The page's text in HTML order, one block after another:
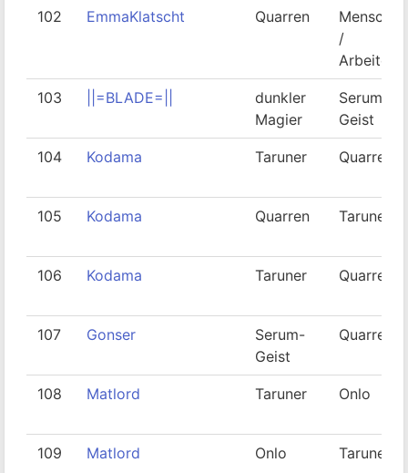
102 EmmaKlatscht Quarren
Mensch
/
Arbeiter
103 ||=BLADE=||
dunkler
Magier
Serum-
Geist
104 Kodama Taruner Quarren
105 Kodama Quarren Taruner
106 Kodama Taruner Quarren
107 Gonser
Serum-
Geist
Quarren
108 Matlord Taruner Onlo
109 Matlord Onlo Taruner